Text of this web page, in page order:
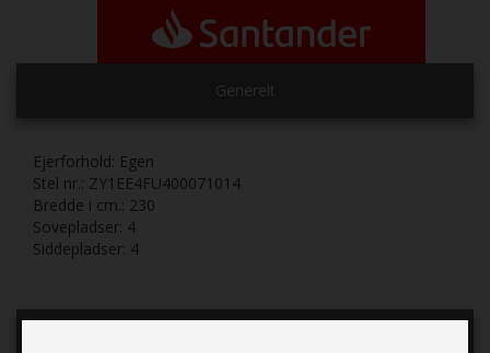
Generelt
Ejerforhold: Egen
Stel nr.: ZY1EE4FU400071014
Bredde i cm.: 230
Sovepladser: 4
Siddepladser: 4